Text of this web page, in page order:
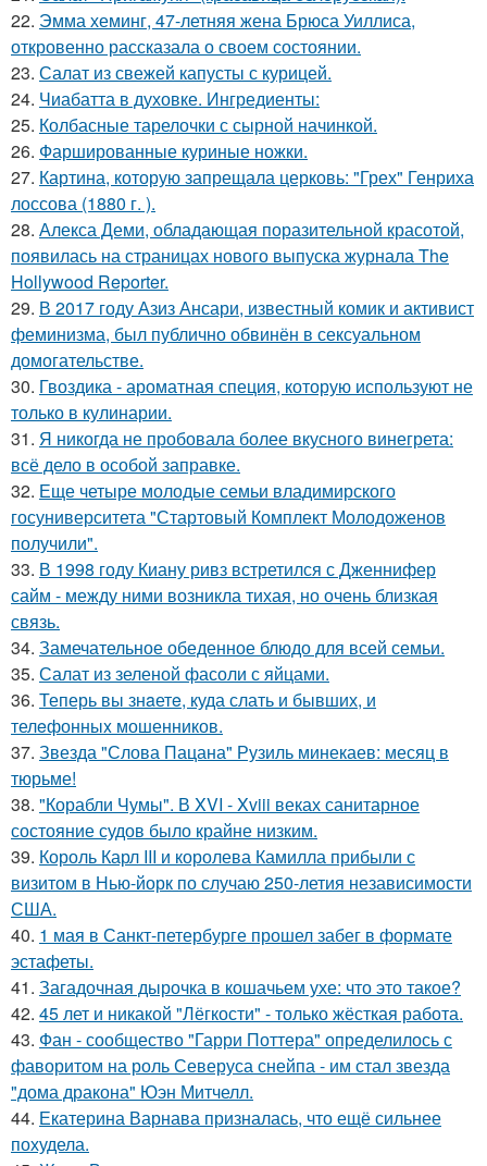
22. Эмма хеминг, 47-летняя жена Брюса Уиллиса,
откровенно рассказала о своем состоянии.
23. Салат из свежей капусты с курицей.
24. Чиабатта в духовке. Ингредиенты:
25. Колбасные тарелочки с сырной начинкой.
26. Фаршированные куриные ножки.
27. Картина, которую запрещала церковь: "Грех" Генриха
лоссова (1880 г. ).
28. Алекса Деми, обладающая поразительной красотой,
появилась на страницах нового выпуска журнала The
Hollywood Reporter.
29. В 2017 году Азиз Ансари, известный комик и активист
феминизма, был публично обвинён в сексуальном
домогательстве.
30. Гвоздика - ароматная специя, которую используют не
только в кулинарии.
31. Я никогда не пробовала более вкусного винегрета:
всё дело в особой заправке.
32. Еще четыре молодые семьи владимирского
госуниверситета "Стартовый Комплект Молодоженов
получили".
33. В 1998 году Киану ривз встретился с Дженнифер
сайм - между ними возникла тихая, но очень близкая
связь.
34. Замечательное обеденное блюдо для всей семьи.
35. Салат из зеленой фасоли с яйцами.
36. Теперь вы знaетe, куда слать и бывших, и
телeфонныx мошенников.
37. Звезда "Слова Пацана" Рузиль минекаев: месяц в
тюрьме!
38. "Корабли Чумы". В XVI - Xviii веках санитарное
состояние судов было крайне низким.
39. Король Карл III и королева Камилла прибыли с
визитом в Нью-йорк по случаю 250-летия независимости
США.
40. 1 мая в Санкт-петербурге прошел забег в формате
эстафеты.
41. Загадочная дырочка в кошачьем ухе: что это такое?
42. 45 лет и никакой "Лёгкости" - только жёсткая работа.
43. Фан - сообщество "Гарри Поттера" определилось с
фаворитом на роль Северуса снейпа - им стал звезда
"дома дракона" Юэн Митчелл.
44. Екатерина Варнава призналась, что ещё сильнее
похудела.